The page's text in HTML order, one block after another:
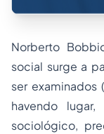
Norberto
social surge a
ser examinados
havendo
sociológico,